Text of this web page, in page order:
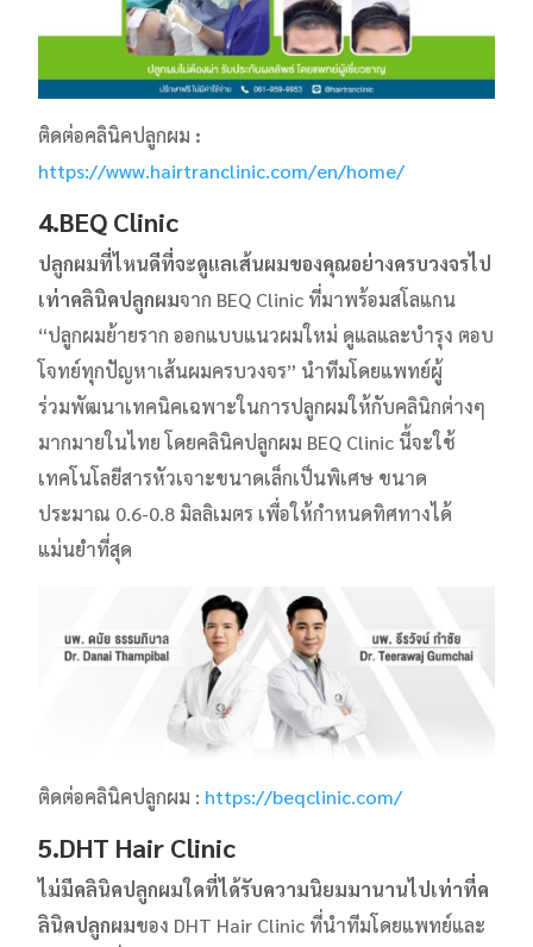
ติดต่อคลินิคปลูกผม :
https://www.hairtranclinic.com/en/home/
4.BEQ Clinic
ปลูกผมที่ไหนดีที่จะดูแลเส้นผมของคุณอย่างครบวงจรไป
เท่าคลินิคปลูกผมจาก BEQ Clinic ที่มาพร้อมสโลแกน
“ปลูกผมย้ายราก ออกแบบแนวผมใหม่ ดูแลและบำรุง ตอบ
โจทย์ทุกปัญหาเส้นผมครบวงจร” นำทีมโดยแพทย์ผู้
ร่วมพัฒนาเทคนิคเฉพาะในการปลูกผมให้กับคลินิกต่างๆ
มากมายในไทย โดยคลินิคปลูกผม BEQ Clinic นี้จะใช้
เทคโนโลยีสารหัวเจาะขนาดเล็กเป็นพิเศษ ขนาด
ประมาณ 0.6-0.8 มิลลิเมตร เพื่อให้กำหนดทิศทางได้
แม่นยำที่สุด
ติดต่อคลินิคปลูกผม : https://beqclinic.com/
5.DHT Hair Clinic
ไม่มีคลินิคปลูกผมใดที่ได้รับความนิยมมานานไปเท่าที่ค
ลินิคปลูกผมของ DHT Hair Clinic ที่นำทีมโดยแพทย์และ